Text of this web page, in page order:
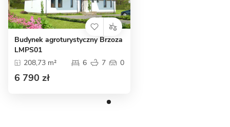
Budynek agroturystyczny Brzoza
LMPS01
208,73 m²
6 7 0
6 790 zł